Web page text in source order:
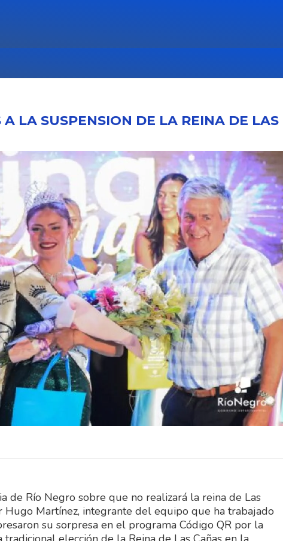
A LA SUSPENSION DE LA REINA DE LAS
de Río Negro sobre que no realizará la reina de Las
Hugo Martínez, integrante del equipo que ha trabajado
su sorpresa en el programa Código QR por la